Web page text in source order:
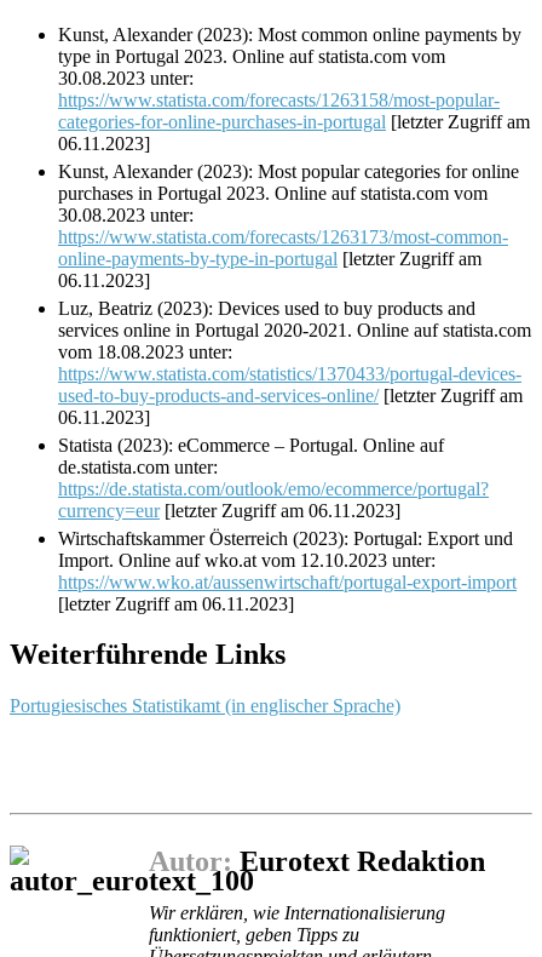
Kunst, Alexander (2023): Most common online payments by
type in Portugal 2023. Online auf statista.com vom
30.08.2023 unter:
https://www.statista.com/forecasts/1263158/most-popular-
categories-for-online-purchases-in-portugal [letzter Zugriff am
06.11.2023]
Kunst, Alexander (2023): Most popular categories for online
purchases in Portugal 2023. Online auf statista.com vom
30.08.2023 unter:
https://www.statista.com/forecasts/1263173/most-common-
online-payments-by-type-in-portugal [letzter Zugriff am
06.11.2023]
Luz, Beatriz (2023): Devices used to buy products and
services online in Portugal 2020-2021. Online auf statista.com
vom 18.08.2023 unter:
https://www.statista.com/statistics/1370433/portugal-devices-
used-to-buy-products-and-services-online/[letzter Zugriff am
06.11.2023]
Statista (2023): eCommerce – Portugal. Online auf
de.statista.com unter:
https://de.statista.com/outlook/emo/ecommerce/portugal?
currency=eur[letzter Zugriff am 06.11.2023]
Wirtschaftskammer Österreich (2023): Portugal: Export und
Import. Online auf wko.at vom 12.10.2023 unter:
https://www.wko.at/aussenwirtschaft/portugal-export-import
[letzter Zugriff am 06.11.2023]
Weiterführende Links
Portugiesisches Statistikamt (in englischer Sprache)
Autor: Eurotext Redaktion
Wir erklären, wie Internationalisierung
funktioniert, geben Tipps zu